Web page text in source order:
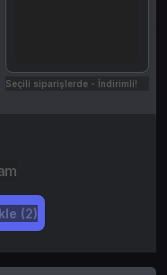
Seçili siparişlerde - İndirimli!
(2)